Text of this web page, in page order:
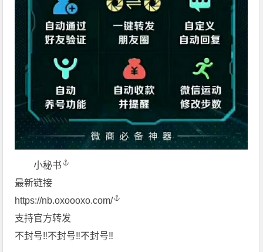
小秘书
最新链接
https://nb.oxoooxo.com/
支持官方转发
不封号‼不封号‼不封号‼